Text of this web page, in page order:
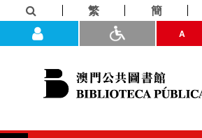
繁 簡
A